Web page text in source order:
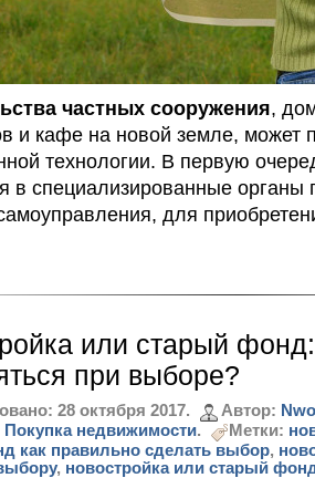
частных сооружения,
и кафе на новой земле, может
технологии. В первую
в специализированные органы
для
или старый
при выборе?
28 октября 2017. Автор:
Покупка недвижимости. Метки:
как правильно сделать выбор,
, новостройка или старый